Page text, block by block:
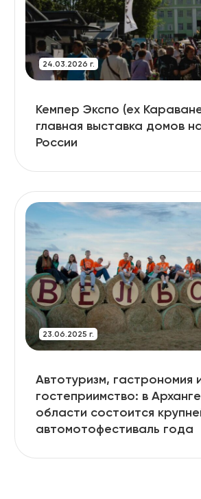
24.03.2026 г.
Кемпер Экспо (ex
главная выставка домов
России
23.06.2025 г.
Автотуризм, гастрономия
гостеприимство: в
области состоится
автомотофестиваль года